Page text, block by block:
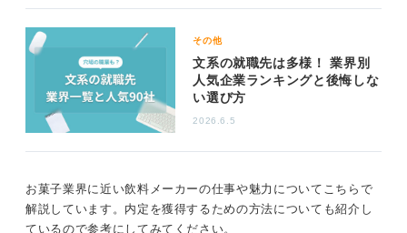
は「いかに自分を企業に売り込めるか」です。
インターンシップへの参加やOB・OG訪問といった活動
に積極的に参加し、企業との接点を増やしていくことが
採用への近道となります。
その他
文系の就職先は多様！ 業界別
人気企業ランキングと後悔しな
い選び方
2026.6.5
お菓子業界に近い飲料メーカーの仕事や魅力についてこちらで
解説しています。内定を獲得するための方法についても紹介し
ているので参考にしてみてください。